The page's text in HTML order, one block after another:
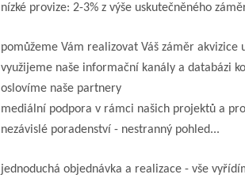
nízké provize: 2-3% z výše uskutečněného
pomůžeme Vám realizovat Váš záměr akvizice
využijeme naše informační kanály a databázi
oslovíme naše partnery
mediální podpora v rámci našich projektů a
nezávislé poradenství - nestranný pohled...
jednoduchá objednávka a realizace - vše